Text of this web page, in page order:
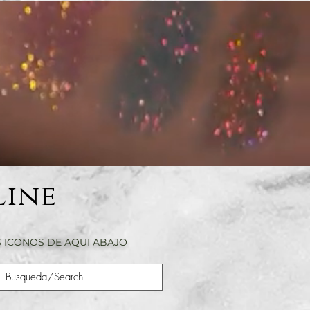
ICONOS DE AQUI ABAJO